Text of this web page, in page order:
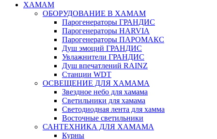
ХАМАМ
ОБОРУДОВАНИЕ В ХАМАМ
Парогенераторы ГРАНДИС
Парогенераторы HARVIA
Парогенераторы ПАРОМАКС
Душ эмоций ГРАНДИС
Увлажнители ГРАНДИС
Душ впечатлений RAINZ
Станции WDT
ОСВЕЩЕНИЕ ДЛЯ ХАМАМА
Звездное небо для хамама
Светильники для хамама
Светодиодная лента для хамма
Восточные светильники
САНТЕХНИКА ДЛЯ ХАМАМА
Курны